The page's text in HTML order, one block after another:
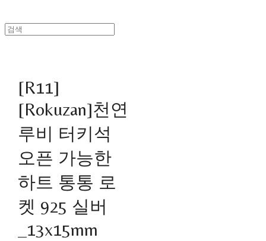
[R11]
[Rokuzan]천연
루비 터키석
오픈 가능한
하트 통통 로
켓 925 실버
_13x15mm